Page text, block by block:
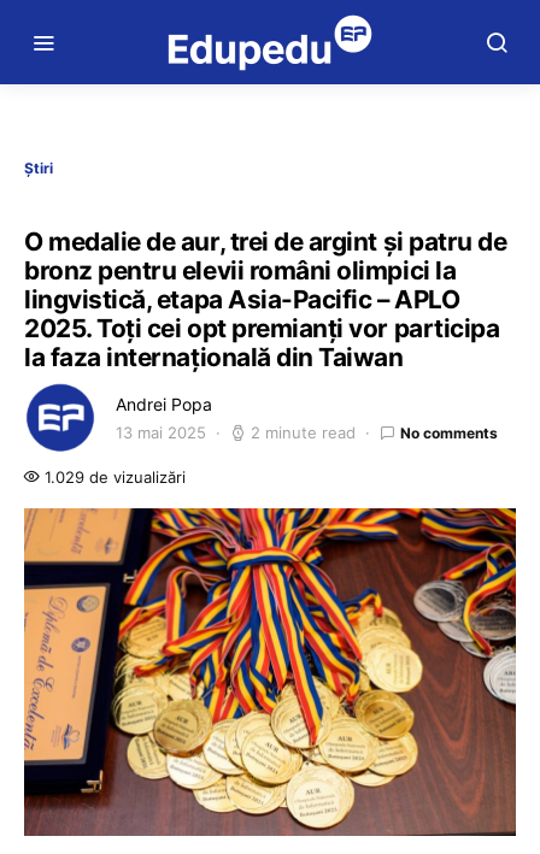
Știri
O medalie de aur, trei de argint și patru de
bronz pentru elevii români olimpici la
lingvistică, etapa Asia-Pacific – APLO
2025. Toți cei opt premianți vor participa
la faza internațională din Taiwan
Andrei Popa
13 mai 2025 2 minute read No comments
1.029 de vizualizări